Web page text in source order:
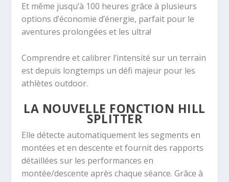
Et même jusqu’à 100 heures grâce à plusieurs
options d’économie d’énergie, parfait pour le
aventures prolongées et les ultra!
Comprendre et calibrer l’intensité sur un terrain
est depuis longtemps un défi majeur pour les
athlètes outdoor.
LA NOUVELLE FONCTION HILL
SPLITTER
Elle détecte automatiquement les segments en
montées et en descente et fournit des rapports
détaillées sur les performances en
montée/descente après chaque séance. Grâce à